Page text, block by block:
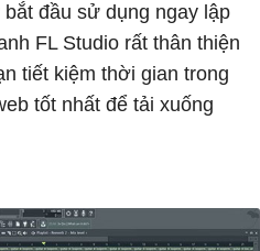
đầu sử dụng ngay lập
FL Studio rất thân thiện
tiết kiệm thời gian trong
tốt nhất để tải xuống